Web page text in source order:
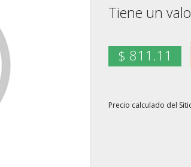
Tiene un
$ 811.11
Precio calculado del